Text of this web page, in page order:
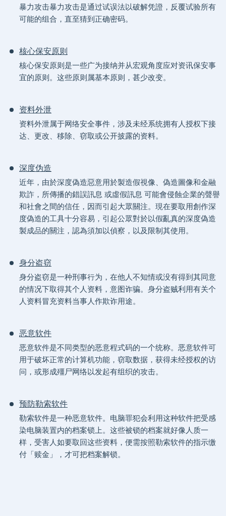
暴力攻击暴力攻击是通过试误法以破解凭證，反覆试验所有
可能的组合，直至猜到正确密码。
核心保安原则
核心保安原则是一些广为接纳并从宏观角度应对资讯保安事
宜的原则。这些原则属基本原则，甚少改变。
资料外泄
资料外泄属于网络安全事件，涉及未经系统拥有人授权下接
达、更改、移除、窃取或公开披露的资料。
深度伪造
近年，由於深度偽造惡意用於製造假視像、偽造圖像和金融
欺詐，所傳播的錯誤訊息 或虛假訊息 可能會侵蝕企業的聲譽
和社會之間的信任，因而引起大眾關注。現在要取用創作深
度偽造的工具十分容易，引起公眾對於以假亂真的深度偽造
製成品的關注，認為須加以偵察，以及限制其使用。
身分盗窃
身分盗窃是一种刑事行为，在他人不知情或没有得到其同意
的情况下取得其个人资料，意图诈骗。身分盗贼利用有关个
人资料冒充资料当事人作欺诈用途。
恶意软件
恶意软件是不同类型的恶意程式码的一个统称。恶意软件可
用于破坏正常的计算机功能，窃取数据，获得未经授权的访
问，或形成殭尸网络以发起有组织的攻击。
预防勒索软件
勒索软件是一种恶意软件。电脑罪犯会利用这种软件把受感
染电脑装置内的档案锁上。这些被锁的档案就好像人质一
样，受害人如要取回这些资料，便需按照勒索软件的指示缴
付「赎金」，才可把档案解锁。